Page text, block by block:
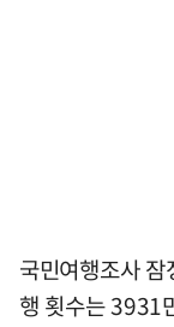
국민여행조사
행 횟수는 3931